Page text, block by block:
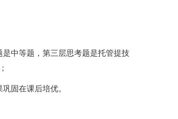
中等题，第三层思考题是托管提技
固在课后培优。